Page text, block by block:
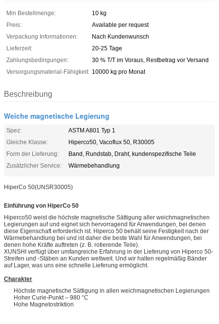
Min Bestellmenge:
10 kg
Preis:
Available per request
Verpackung Informationen:
Nach Kundenwunsch
Lieferzeit:
20-25 Tage
Zahlungsbedingungen:
30 % T/T im Voraus, Restbetrag vor Versand
Versorgungsmaterial-Fähigkeit: 10000 kg pro Monat
Beschreibung
Weiche magnetische Legierung
Spez:
ASTM A801 Typ 1
Gleiche Klasse:
Hiperco50, Vacoflux 50, R30005
Form der Lieferung:
Band, Rundstab, Draht, kundenspezifische Teile
Zusätzlicher Service:
Wärmebehandlung
HiperCo 50(UNSR30005)
Einführung von HiperCo 50
Hiperco50 weist die höchste magnetische Sättigung aller weichmagnetischen
Legierungen auf und eignet sich hervorragend für Anwendungen, bei denen
diese Eigenschaft erforderlich ist. Hiperco 50 behält seine Festigkeit nach der
Wärmebehandlung bei und ist daher die beste Wahl für Anwendungen, bei
denen hohe Kräfte auftreten (z. B. rotierende Teile).
XUNSHI verfügt über umfangreiche Erfahrung in der Lieferung von Hiperco 50-
Streifen und -Stäben an Kunden weltweit. Und wir halten regelmäßig Bänder
auf Lager, was uns eine schnelle Lieferung ermöglicht.
Charakter
Höchste magnetische Sättigung in allen weichmagnetischen Legierungen
Hoher Curie-Punkt – 980 °C
Hohe Magnetostriktion